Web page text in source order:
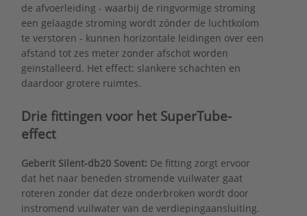
de afvoerleiding - waarbij de ringvormige stroming
een gelaagde stroming wordt zónder de luchtkolom
te verstoren - kunnen horizontale leidingen over een
afstand tot zes meter zonder afschot worden
geïnstalleerd. Het effect: slankere schachten en
daardoor grotere ruimtes.
Drie fittingen voor het SuperTube-
effect
Geberit Silent-db20 Sovent: De fitting zorgt ervoor
dat het naar beneden stromende vuilwater gaat
roteren zonder dat deze onderbroken wordt door
instromend vuilwater van de verdiepingaansluiting.